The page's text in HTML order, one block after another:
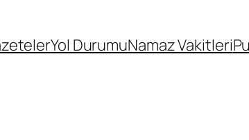
Yol DurumuNamaz Vakitleri